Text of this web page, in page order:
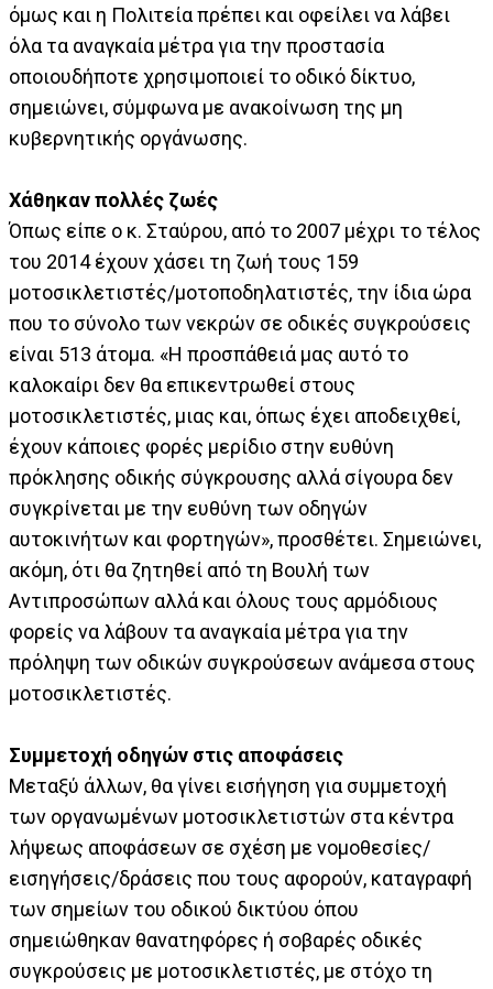
όμως και η Πολιτεία πρέπει και οφείλει να λάβει
όλα τα αναγκαία μέτρα για την προστασία
οποιουδήποτε χρησιμοποιεί το οδικό δίκτυο,
σημειώνει, σύμφωνα με ανακοίνωση της μη
κυβερνητικής οργάνωσης.
Χάθηκαν πολλές ζωές
Όπως είπε ο κ. Σταύρου, από το 2007 μέχρι το τέλος
του 2014 έχουν χάσει τη ζωή τους 159
μοτοσικλετιστές/μοτοποδηλατιστές, την ίδια ώρα
που το σύνολο των νεκρών σε οδικές συγκρούσεις
είναι 513 άτομα. «Η προσπάθειά μας αυτό το
καλοκαίρι δεν θα επικεντρωθεί στους
μοτοσικλετιστές, μιας και, όπως έχει αποδειχθεί,
έχουν κάποιες φορές μερίδιο στην ευθύνη
πρόκλησης οδικής σύγκρουσης αλλά σίγουρα δεν
συγκρίνεται με την ευθύνη των οδηγών
αυτοκινήτων και φορτηγών», προσθέτει. Σημειώνει,
ακόμη, ότι θα ζητηθεί από τη Βουλή των
Αντιπροσώπων αλλά και όλους τους αρμόδιους
φορείς να λάβουν τα αναγκαία μέτρα για την
πρόληψη των οδικών συγκρούσεων ανάμεσα στους
μοτοσικλετιστές.
Συμμετοχή οδηγών στις αποφάσεις
Μεταξύ άλλων, θα γίνει εισήγηση για συμμετοχή
των οργανωμένων μοτοσικλετιστών στα κέντρα
λήψεως αποφάσεων σε σχέση με νομοθεσίες/
εισηγήσεις/δράσεις που τους αφορούν, καταγραφή
των σημείων του οδικού δικτύου όπου
σημειώθηκαν θανατηφόρες ή σοβαρές οδικές
συγκρούσεις με μοτοσικλετιστές, με στόχο τη